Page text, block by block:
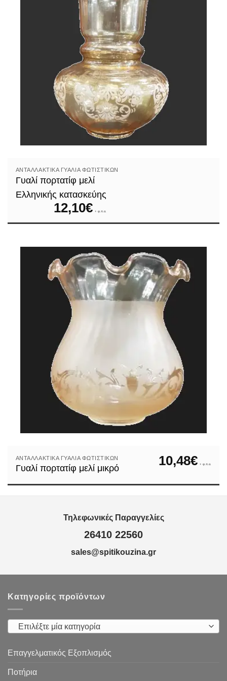
ΑΝΤΑΛΛΑΚΤΙΚΆ ΓΥΑΛΙΆ ΦΩΤΙΣΤΙΚΏΝ
Γυαλί πορτατίφ μελί
Ελληνικής κατασκεύης
12,10€ + φ.π.α.
ΑΝΤΑΛΛΑΚΤΙΚΆ ΓΥΑΛΙΆ ΦΩΤΙΣΤΙΚΏΝ
Γυαλί πορτατίφ μελί μικρό 10,48€ + φ.π.α.
Τηλεφωνικές Παραγγελίες
26410 22560
sales@spitikouzina.gr
Κατηγορίες προϊόντων
Επιλέξτε μία κατηγορία
Επαγγελματικός Εξοπλισμός
Ποτήρια